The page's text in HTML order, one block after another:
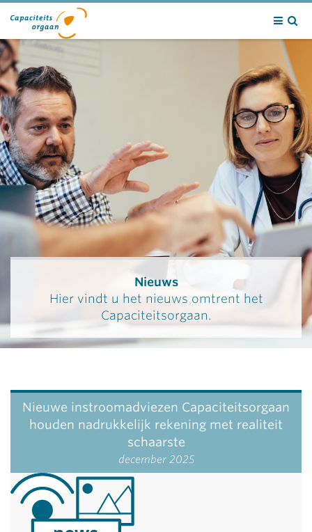
Nieuws
Hier vindt u het nieuws omtrent het
Capaciteitsorgaan.
Nieuwe instroomadviezen Capaciteitsorgaan
houden nadrukkelijk rekening met realiteit
schaarste
december 2025